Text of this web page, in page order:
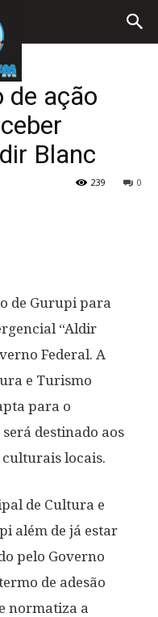
de ação
Blanc
0
239
de Gurupi para
“Aldir
Federal. A
e Turismo
para o
destinado aos
locais.
de Cultura e
além de já estar
pelo Governo
de adesão
normatiza a